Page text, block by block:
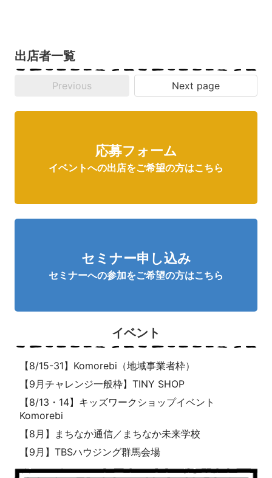
出店者一覧
Previous Next page
応募フォーム
イベントへの出店をご希望の方はこちら
セミナー申し込み
セミナーへの参加をご希望の方はこちら
イベント
【8/15-31】Komorebi（地域事業者枠）
【9月チャレンジ一般枠】TINY SHOP
【8/13・14】キッズワークショップイベント
Komorebi
【8月】まちなか通信／まちなか未来学校
【9月】TBSハウジング群馬会場